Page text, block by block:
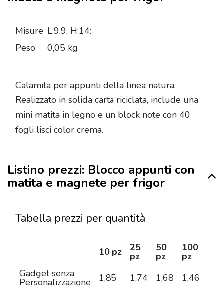
Misure L:9.9, H:14:
Peso
0,05 kg
Calamita per appunti della linea natura.
Realizzato in solida carta riciclata, include una
mini matita in legno e un block note con 40
fogli lisci color crema.
Listino prezzi: Blocco appunti con
matita e magnete per frigor
Tabella prezzi per quantità
10 pz 25
pz
50
pz
100
pz
Gadget senza
Personalizzazione 1,85 1,74 1,68 1,46